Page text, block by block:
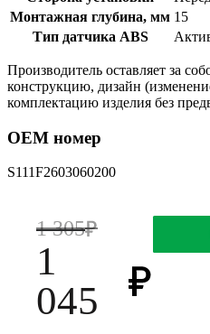
Монтажная глубина, мм 15
Тип датчика ABS
Производитель оставляет за
конструкцию, дизайн
комплектацию изделия без
OEM номер
S111F2603060200
1 305
1
045